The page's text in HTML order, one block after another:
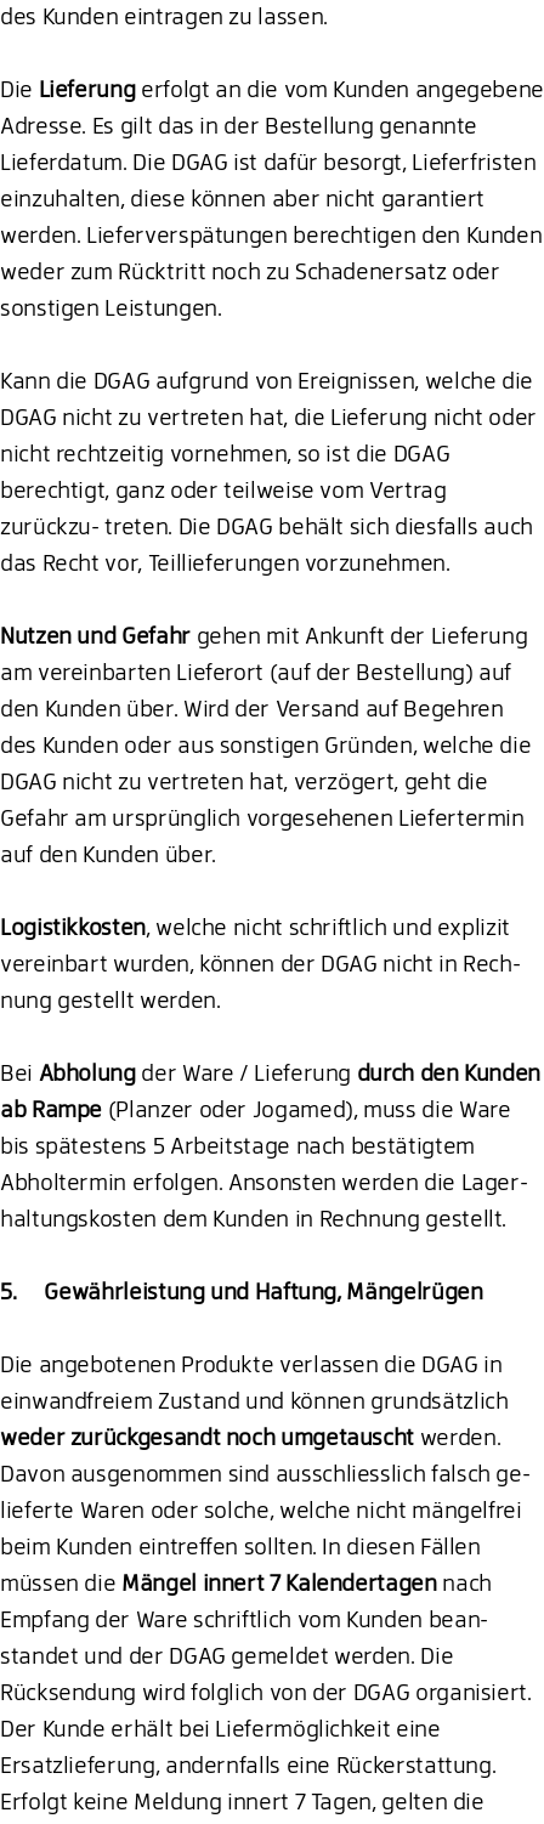
des Kunden eintragen zu lassen.
Die Lieferung erfolgt an die vom Kunden angegebene
Adresse. Es gilt das in der Bestellung genannte
Lieferdatum. Die DGAG ist dafür besorgt, Lieferfristen
einzuhalten, diese können aber nicht garantiert
werden. Lieferverspätungen berechtigen den Kunden
weder zum Rücktritt noch zu Schadenersatz oder
sonstigen Leistungen.
Kann die DGAG aufgrund von Ereignissen, welche die
DGAG nicht zu vertreten hat, die Lieferung nicht oder
nicht rechtzeitig vornehmen, so ist die DGAG
berechtigt, ganz oder teilweise vom Vertrag
zurückzu- treten. Die DGAG behält sich diesfalls auch
das Recht vor, Teillieferungen vorzunehmen.
Nutzen und Gefahr gehen mit Ankunft der Lieferung
am vereinbarten Lieferort (auf der Bestellung) auf
den Kunden über. Wird der Versand auf Begehren
des Kunden oder aus sonstigen Gründen, welche die
DGAG nicht zu vertreten hat, verzögert, geht die
Gefahr am ursprünglich vorgesehenen Liefertermin
auf den Kunden über.
Logistikkosten, welche nicht schriftlich und explizit
vereinbart wurden, können der DGAG nicht in Rech-
nung gestellt werden.
Bei Abholung der Ware / Lieferung durch den Kunden
ab Rampe (Planzer oder Jogamed), muss die Ware
bis spätestens 5 Arbeitstage nach bestätigtem
Abholtermin erfolgen. Ansonsten werden die Lager-
haltungskosten dem Kunden in Rechnung gestellt.
5. Gewährleistung und Haftung, Mängelrügen
Die angebotenen Produkte verlassen die DGAG in
einwandfreiem Zustand und können grundsätzlich
weder zurückgesandt noch umgetauscht werden.
Davon ausgenommen sind ausschliesslich falsch ge-
lieferte Waren oder solche, welche nicht mängelfrei
beim Kunden eintreffen sollten. In diesen Fällen
müssen die Mängel innert 7 Kalendertagen nach
Empfang der Ware schriftlich vom Kunden bean-
standet und der DGAG gemeldet werden. Die
Rücksendung wird folglich von der DGAG organisiert.
Der Kunde erhält bei Liefermöglichkeit eine
Ersatzlieferung, andernfalls eine Rückerstattung.
Erfolgt keine Meldung innert 7 Tagen, gelten die